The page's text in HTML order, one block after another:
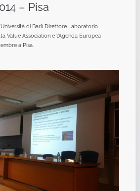
– Pisa
di Bari) Direttore Laboratorio
Value Association e l'Agenda Europea
a Pisa.